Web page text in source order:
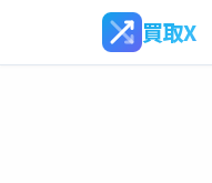
買取X